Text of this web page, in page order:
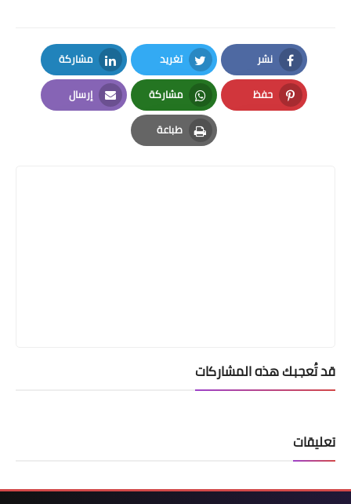
نشر
Facebook
تغريد
Twitter
مشاركة
LinkedIn
حفظ
Pinterest
مشاركة
Whatsapp
إرسال
Email
طباعة
Print
قد تُعجبك هذه المشاركات
تعليقات